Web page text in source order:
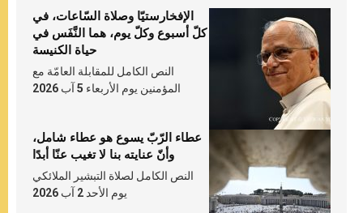
الإفخارستيّا وصلاة السّاعات، في
كلّ أسبوع وكلّ يوم، هما النَّفَس في
حياة الكنيسة
النص الكامل للمقابلة العامّة مع
المؤمنين يوم الأربعاء 5 آب 2026
عطاء الرّبّ يسوع هو عطاء شامل،
وأنّ عنايته بنا لا تغيب عنّا أبدًا
النص الكامل لصلاة التبشير الملائكي
يوم الأحد 2 آب 2026